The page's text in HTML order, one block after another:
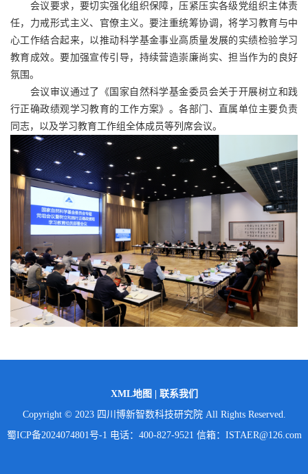
会议要求，要切实强化组织保障，压紧压实各级党组织主体责
任，力戒形式主义、官僚主义。要注重统筹协调，将学习教育与中
心工作结合起来，以推动科学基金事业高质量发展的实绩检验学习
教育成效。要加强宣传引导，持续营造崇廉尚实、担当作为的良好
氛围。
会议审议通过了《国家自然科学基金委员会关于开展树立和践
行正确政绩观学习教育的工作方案》。各部门、直属单位主要负责
同志，以及学习教育工作组全体成员等列席会议。
XML地图 | 联系我们
Copyright © 2023 四川博新智数科技研究院 All Rights Reserved.
蜀ICP备2024074801号-1 电话：400-827-9521 信箱：ISTAER@126.com